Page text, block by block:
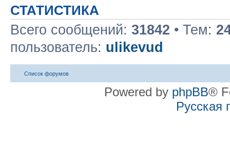
СТАТИСТИКА
Всего сообщений: 31842 • Тем:
пользователь: ulikevud
Список форумов
Powered by phpBB®
Русская